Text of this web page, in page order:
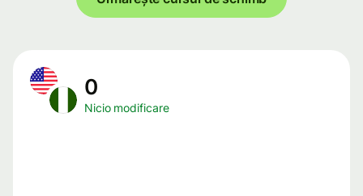
0
Nicio modificare